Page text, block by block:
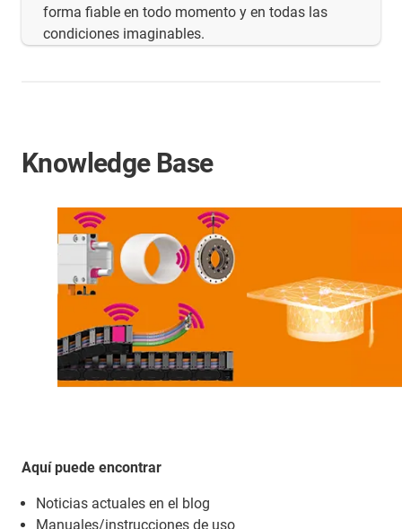
forma fiable en todo momento y en todas las
condiciones imaginables.
Knowledge Base
Aquí puede encontrar
Noticias actuales en el blog
Manuales/instrucciones de uso